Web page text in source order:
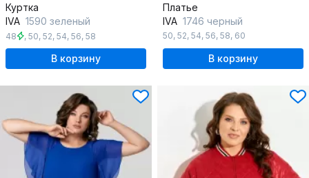
Куртка
IVA 1590 зеленый
48 , 50, 52, 54, 56, 58
В корзину
Платье
IVA 1746 черный
50, 52, 54, 56, 58, 60
В корзину